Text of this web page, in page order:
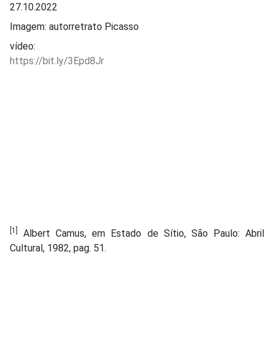
27.10.2022
Imagem: autorretrato Picasso
vídeo:
https://bit.ly/3Epd8Jr
[1]
Albert Camus, em Estado de Sítio, São Paulo: Abril
Cultural, 1982, pag. 51.